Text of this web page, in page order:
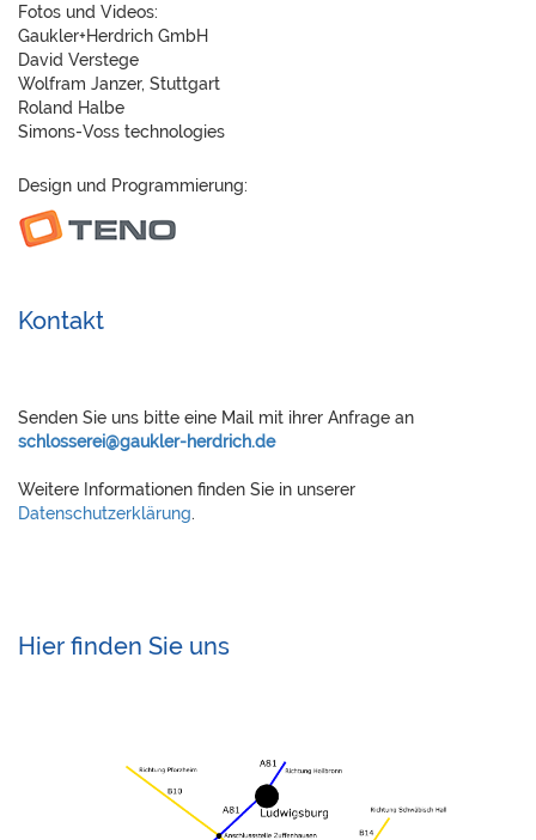
Fotos und Videos:
Gaukler+Herdrich GmbH
David Verstege
Wolfram Janzer, Stuttgart
Roland Halbe
Simons-Voss technologies
Design und Programmierung:
Kontakt
Senden Sie uns bitte eine Mail mit ihrer Anfrage an
schlosserei@gaukler-herdrich.de
Weitere Informationen finden Sie in unserer
Datenschutzerklärung.
Hier finden Sie uns